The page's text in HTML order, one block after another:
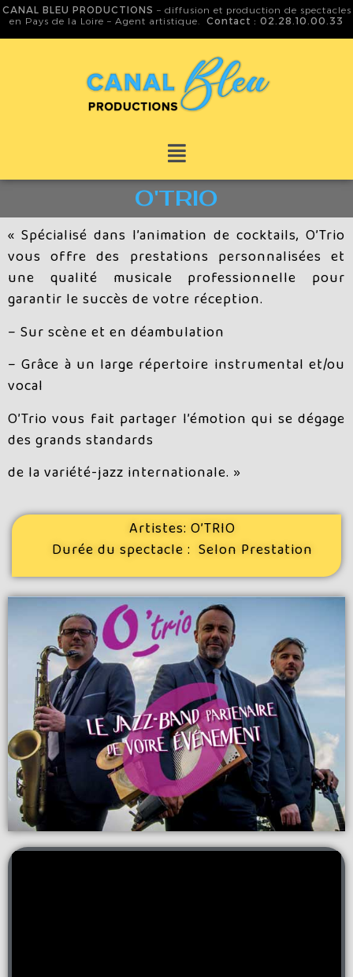
CANAL BLEU PRODUCTIONS – diffusion et production de spectacles
en Pays de la Loire – Agent artistique. Contact : 02.28.10.00.33
O'TRIO
« Spécialisé dans l’animation de cocktails, O’Trio
vous offre des prestations personnalisées et
une qualité musicale professionnelle pour
garantir le succès de votre réception.
– Sur scène et en déambulation
– Grâce à un large répertoire instrumental et/ou
vocal
O’Trio vous fait partager l’émotion qui se dégage
des grands standards
de la variété-jazz internationale. »
Artistes: O’TRIO
Durée du spectacle : Selon Prestation